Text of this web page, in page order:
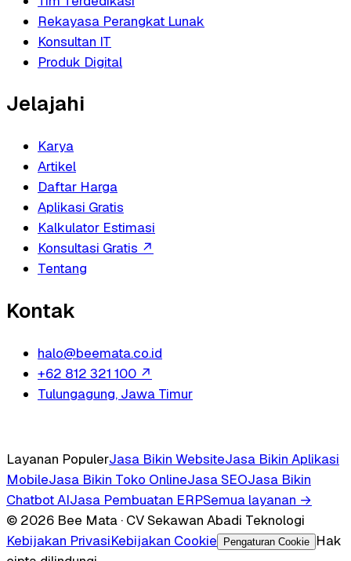
Rekayasa Perangkat Lunak
Konsultan IT
Produk Digital
Jelajahi
Karya
Artikel
Daftar Harga
Aplikasi Gratis
Kalkulator Estimasi
Konsultasi Gratis ↗
Tentang
Kontak
halo@beemata.co.id
+62 812 321 100 ↗
Tulungagung, Jawa Timur
Layanan PopulerJasa Bikin WebsiteJasa Bikin Aplikasi
MobileJasa Bikin Toko OnlineJasa SEOJasa Bikin
Chatbot AIJasa Pembuatan ERPSemua layanan →
© 2026 Bee Mata · CV Sekawan Abadi Teknologi
Kebijakan PrivasiKebijakan Cookie Pengaturan Cookie
Hak